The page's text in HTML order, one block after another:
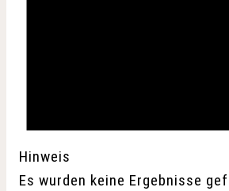
Hinweis
Es wurden keine Ergebnisse